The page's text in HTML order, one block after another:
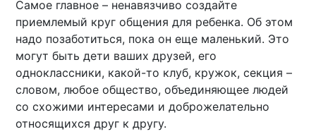
Самое главное – ненавязчиво создайте
приемлемый круг общения для ребенка. Об этом
надо позаботиться, пока он еще маленький. Это
могут быть дети ваших друзей, его
одноклассники, какой-то клуб, кружок, секция –
словом, любое общество, объединяющее людей
со схожими интересами и доброжелательно
относящихся друг к другу.